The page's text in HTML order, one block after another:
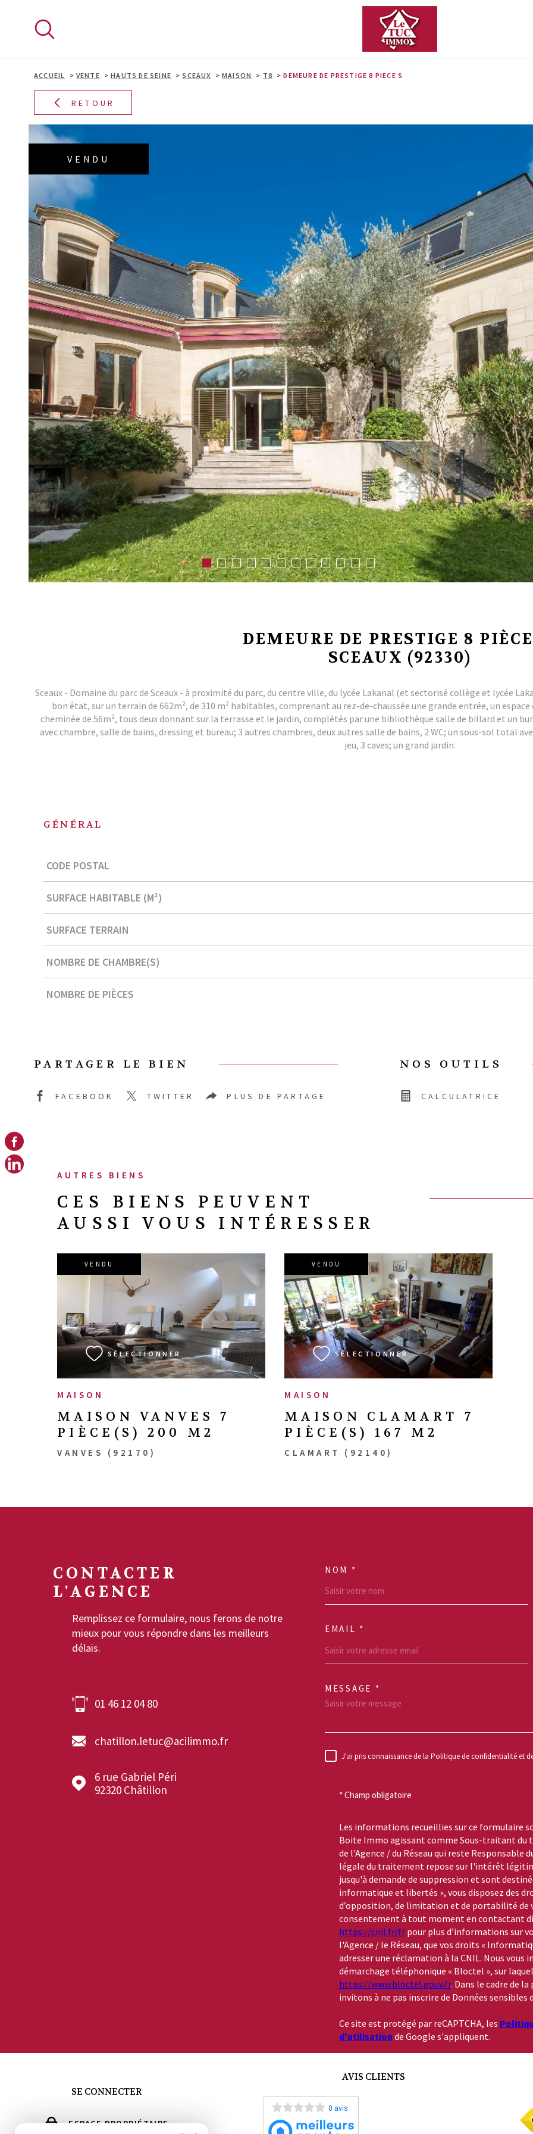
ACCUEIL VENTE HAUTS DE SEINE SCEAUX MAISON T8 DEMEURE DE PRESTIGE 8 PIECE S
RETOUR
VENDU
DEMEURE DE PRESTIGE 8
SCEAUX (92330)
Sceaux - Domaine du parc de Sceaux - à proximité du parc, du centre ville, du lycée Lakanal (et sectorisé collège et lycée
bon état, sur un terrain de 662m², de 310 m² habitables, comprenant au rez-de-chaussée une grande entrée, un
cheminée de 56m², tous deux donnant sur la terrasse et le jardin, complétés par une bibliothèque salle de billard et un
avec chambre, salle de bains, dressing et bureau; 3 autres chambres, deux autres salle de bains, 2 WC; un sous-sol total
jeu, 3 caves; un grand jardin.
GÉNÉRAL
Caractérisque
CODE POSTAL
SURFACE HABITABLE (M²)
SURFACE TERRAIN
NOMBRE DE CHAMBRE(S)
NOMBRE DE PIÈCES
PARTAGER LE BIEN
FACEBOOK TWITTER PLUS DE PARTAGE
NOS OUTILS
CALCULATRICE
AUTRES BIENS
CES BIENS PEUVENT
AUSSI VOUS INTÉRESSER
MAISON
MAISON VANVES 7
PIÈCE(S) 200 M2
VANVES (92170)
VENDU
SÉLECTIONNER
VOIR LE BIEN
MAISON
MAISON CLAMART 7
PIÈCE(S) 167 M2
CLAMART (92140)
VENDU
SÉLECTIONNER
VOIR LE BIEN
CONTACTER
L'AGENCE
Remplissez ce formulaire, nous ferons de notre
mieux pour vous répondre dans les meilleurs
délais.
01 46 12 04 80
chatillon.letuc@acilimmo.fr
6 rue Gabriel Péri
92320
Châtillon
NOM *
EMAIL *
MESSAGE *
RÈGLEMENTATION
J'ai pris connaissance de la Politique de confidentialité et
* Champ obligatoire
Les informations recueillies sur ce formulaire
Boite Immo agissant comme Sous-traitant
de l'Agence / du Réseau qui reste Responsable
légale du traitement repose sur l'intérêt
jusqu'à demande de suppression et sont
informatique et libertés », vous disposez des
d’opposition, de limitation et de portabilité de
consentement à tout moment en contactant
https://cnil.fr/fr pour plus d’informations sur
l'Agence / le Réseau, que vos droits «
adresser une réclamation à la CNIL. Nous
démarchage téléphonique « Bloctel », sur
https://www.bloctel.gouv.fr. Dans le cadre de
invitons à ne pas inscrire de Données sensibles
Ce site est protégé par reCAPTCHA, les
d'utilisation de Google s'appliquent.
SE CONNECTER
ESPACE PROPRIÉTAIRE
AVIS CLIENTS
0 avis